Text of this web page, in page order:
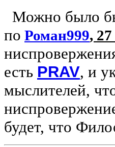
Можно было бы
по Роман999,
есть PRAV, и
мыслителей,
будет, что